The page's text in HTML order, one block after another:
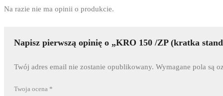
Na razie nie ma opinii o produkcie.
Napisz pierwszą opinię o „KRO 150 /ZP (kratka
Twój adres email nie zostanie opublikowany. Wymagane pola są
Twoja ocena *